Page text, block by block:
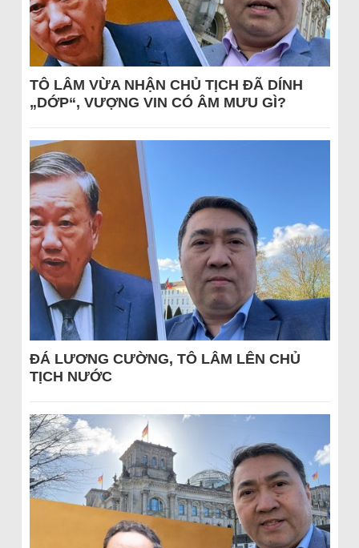
TÔ LÂM VỪA NHẬN CHỦ TỊCH ĐÃ DÍNH
„DỚP“, VƯỢNG VIN CÓ ÂM MƯU GÌ?
ĐÁ LƯƠNG CƯỜNG, TÔ LÂM LÊN CHỦ
TỊCH NƯỚC